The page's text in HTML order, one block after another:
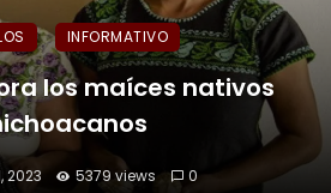
INFORMATIVO
los maíces nativos
2023 5379 views 0